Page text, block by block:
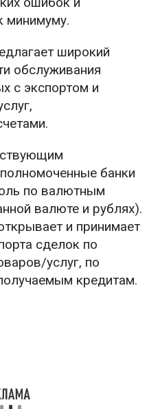
минимуму.
широкий
обслуживания
с экспортом и
банки
по валютным
валюте и рублях).
и принимает
сделок по
услуг, по
кредитам.